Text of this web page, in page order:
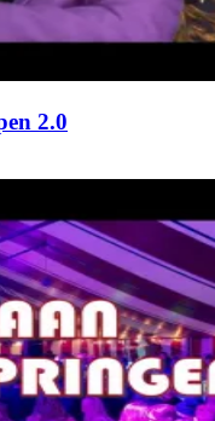
2.0